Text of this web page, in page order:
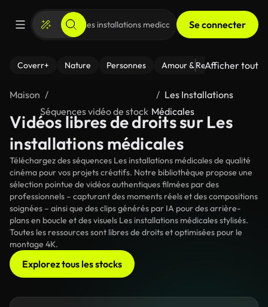
Se connecter
Coverr+ Nature Personnes Amour & Relations Le
Afficher tout
Maison
Séquences vidéo de stock
Les Installations
Médicales
Vidéos libres de droits sur Les
installations médicales
Téléchargez des séquences Les installations médicales de qualité
cinéma pour vos projets créatifs. Notre bibliothèque propose une
sélection pointue de vidéos authentiques filmées par des
professionnels – capturant des moments réels et des compositions
soignées – ainsi que des clips générés par IA pour des arrière-
plans en boucle et des visuels Les installations médicales stylisés.
Toutes les ressources sont libres de droits et optimisées pour le
montage 4K.
Explorez tous les stocks